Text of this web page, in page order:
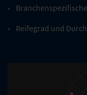
Reifegrad und